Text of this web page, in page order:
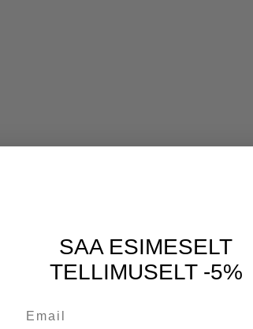
SAA ESIMESELT
TELLIMUSELT -5%